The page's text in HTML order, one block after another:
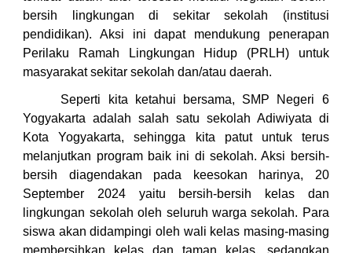
bersih lingkungan di sekitar sekolah (institusi
pendidikan). Aksi ini dapat mendukung penerapan
Perilaku Ramah Lingkungan Hidup (PRLH) untuk
masyarakat sekitar sekolah dan/atau daerah.
Seperti kita ketahui bersama, SMP Negeri 6
Yogyakarta adalah salah satu sekolah Adiwiyata di
Kota Yogyakarta, sehingga kita patut untuk terus
melanjutkan program baik ini di sekolah. Aksi bersih-
bersih diagendakan pada keesokan harinya, 20
September 2024 yaitu bersih-bersih kelas dan
lingkungan sekolah oleh seluruh warga sekolah. Para
siswa akan didampingi oleh wali kelas masing-masing
membersihkan kelas dan taman kelas, sedangkan